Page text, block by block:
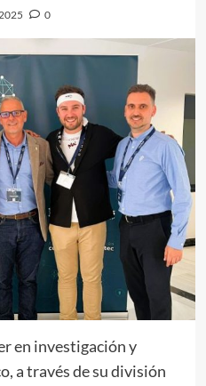
0
en investigación y
a través de su división